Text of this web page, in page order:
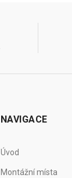
NAVIGACE
Úvod
Montážní místa